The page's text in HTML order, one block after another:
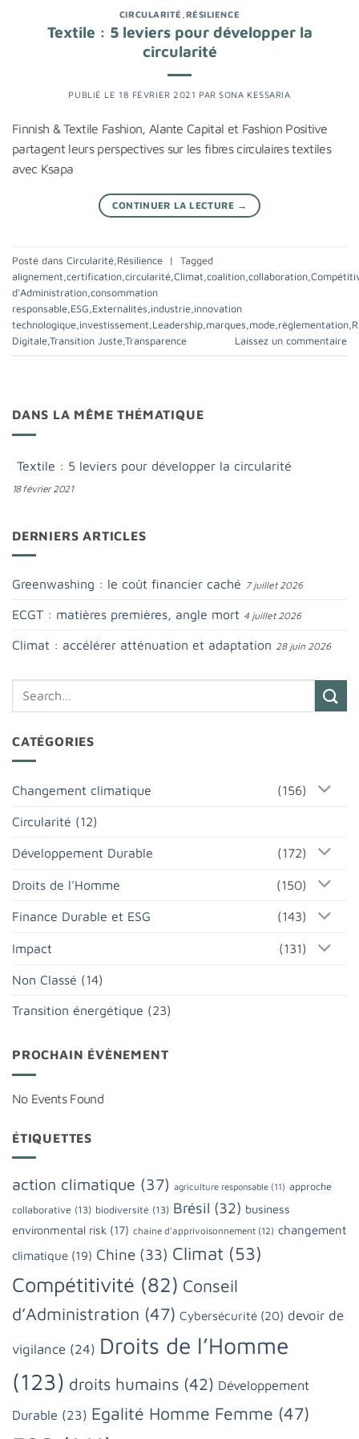
CIRCULARITÉ RÉSILIENCE
Textile : 5 leviers pour développer la
circularité
PUBLIÉ LE 18 FÉVRIER 2021 PAR SONA KESSARIA
Finnish & Textile Fashion, Alante Capital et Fashion Positive
partagent leurs perspectives sur les fibres circulaires textiles
avec Ksapa
CONTINUER LA LECTURE →
Posté dans Circularité Résilience |
Tagged
alignement certification circularité Climat coalition collaboration
d’Administration consommation
responsable ESG Externalités industrie innovation
technologique investissement Leadership marques mode règlementation
Digitale Transition Juste Transparence Laissez un commentaire
DANS LA MÊME THÉMATIQUE
Textile : 5 leviers pour développer la circularité
18 février 2021
DERNIERS ARTICLES
Greenwashing : le coût financier caché 7 juillet 2026
ECGT : matières premières, angle mort 4 juillet 2026
Climat : accélérer atténuation et adaptation 28 juin 2026
CATÉGORIES
Changement climatique (156)
Circularité (12)
Développement Durable (172)
Droits de l'Homme (150)
Finance Durable et ESG (143)
Impact (131)
Non Classé (14)
Transition énergétique (23)
PROCHAIN ÉVÈNEMENT
No Events Found
ÉTIQUETTES
action climatique (37) agriculture responsable (11) approche
collaborative (13) biodiversité (13) Brésil (32) business
environmental risk (17) chaine d'apprivoisonnement (12) changement
climatique (19) Chine (33) Climat (53)
Compétitivité (82) Conseil
d’Administration (47) Cybersécurité (20) devoir de
vigilance (24) Droits de l’Homme
(123) droits humains (42) Développement
Durable (23) Egalité Homme Femme (47)